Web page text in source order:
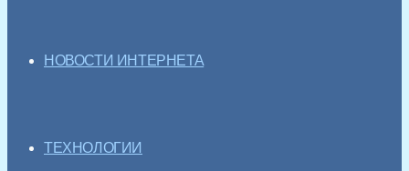
НОВОСТИ ИНТЕРНЕТА
ТЕХНОЛОГИИ